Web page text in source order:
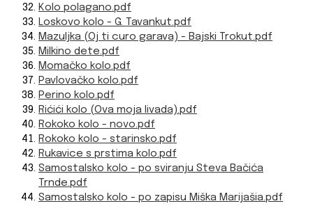
Kolo polagano.pdf
Loskovo kolo - G. Tavankut.pdf
Mazuljka (Oj ti curo garava) - Bajski Trokut.pdf
Milkino dete.pdf
Momačko kolo.pdf
Pavlovačko kolo.pdf
Perino kolo.pdf
Rićići kolo (Ova moja livada).pdf
Rokoko kolo - novo.pdf
Rokoko kolo - starinsko.pdf
Rukavice s prstima kolo.pdf
Samostalsko kolo - po sviranju Steva Bačića
Trnde.pdf
Samostalsko kolo - po zapisu Miška Marijašia.pdf